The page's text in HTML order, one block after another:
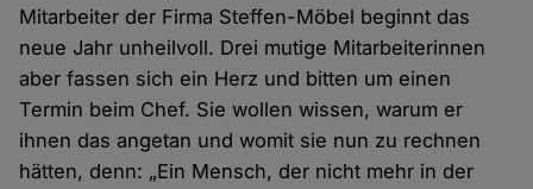
Mitarbeiter der Firma Steffen-Möbel beginnt das
neue Jahr unheilvoll. Drei mutige Mitarbeiterinnen
aber fassen sich ein Herz und bitten um einen
Termin beim Chef. Sie wollen wissen, warum er
ihnen das angetan und womit sie nun zu rechnen
hätten, denn: „Ein Mensch, der nicht mehr in der